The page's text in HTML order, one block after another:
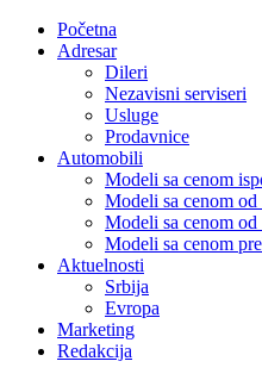
Početna
Adresar
Dileri
Nezavisni serviseri
Usluge
Prodavnice
Automobili
Modeli sa cenom
Modeli sa cenom
Modeli sa cenom
Modeli sa cenom
Aktuelnosti
Srbija
Evropa
Marketing
Redakcija